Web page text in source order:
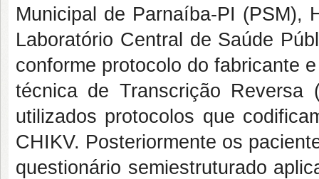
Municipal de Parnaíba-PI (PSM),
Laboratório Central de Saúde
conforme protocolo do fabricante
técnica de Transcrição Reversa
utilizados protocolos que
CHIKV. Posteriormente os
questionário semiestruturado